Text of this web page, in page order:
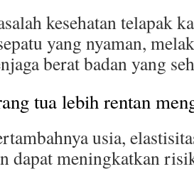
kesehatan telapak
yang nyaman,
berat badan yang
tua lebih rentan
usia,
dapat meningkatkan